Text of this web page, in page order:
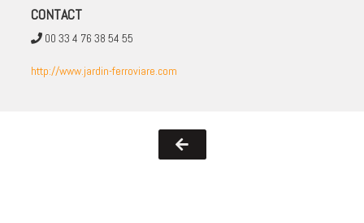
CONTACT
00 33 4 76 38 54 55
http://www.jardin-ferroviare.com